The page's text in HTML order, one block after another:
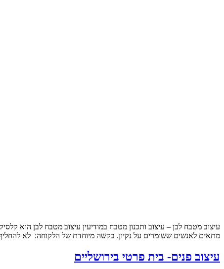
עיצוב מטבח לבן – עיצוב ותכנון מטבח במודיעין עיצוב מטבח לבן הוא
מתאים לאנשים ששומרים על נקיון. בקשה מיוחדת של הלקוחה: לא
עיצוב פנים- בית פרטי בירושליים